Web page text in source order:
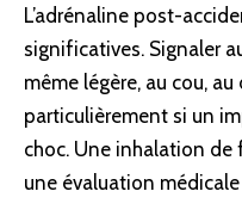
L’adrénaline post-
significatives. Signaler
même légère, au cou,
particulièrement si un
choc. Une inhalation de
une évaluation